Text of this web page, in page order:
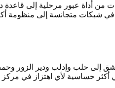
عبور مرحلية إلى قاعدة
في شبكات متجانسة إلى منظومة
إلى حلب وإدلب ودير الزور
أكثر حساسية لأي اهتزاز في مركز